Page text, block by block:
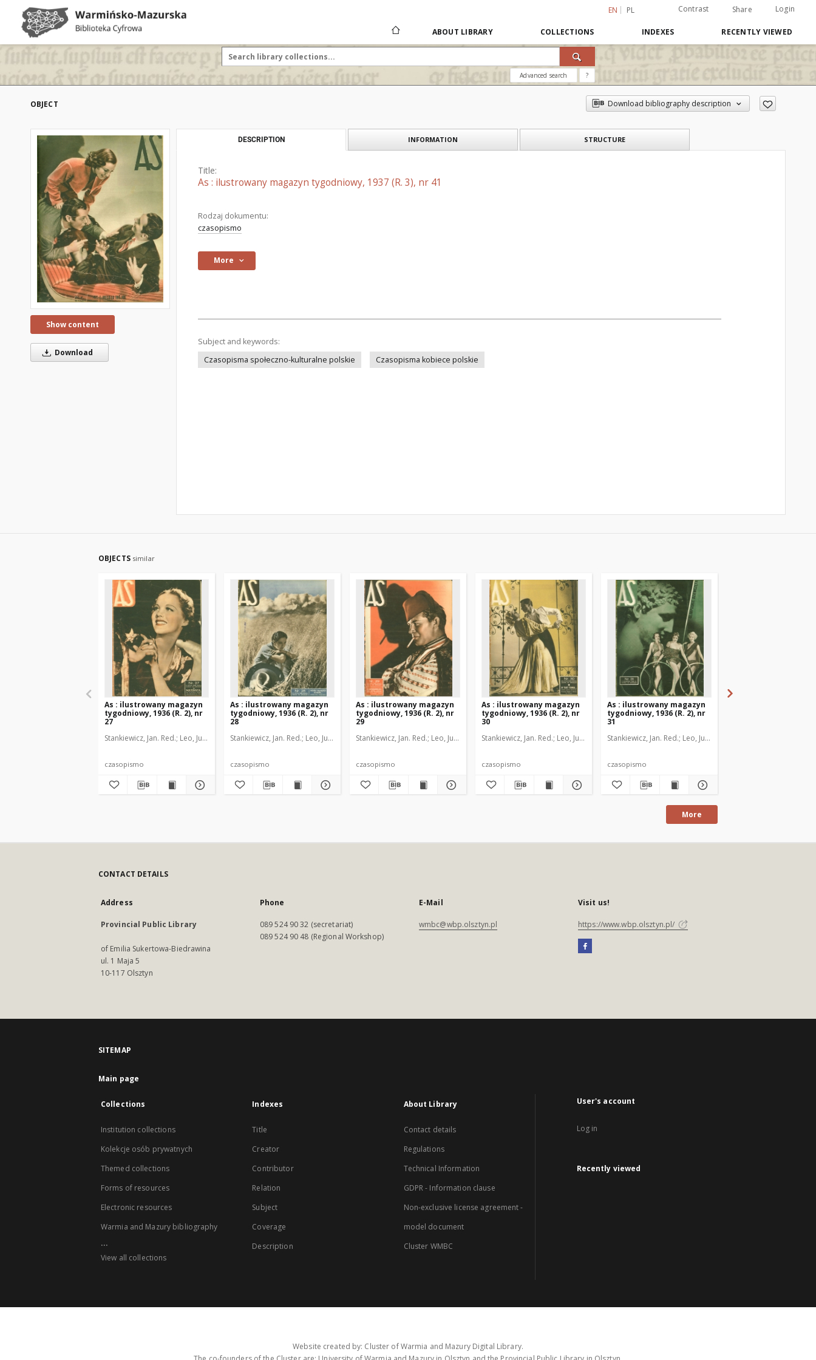
EN PL Contrast Share Login
ABOUT LIBRARY COLLECTIONS INDEXES RECENTLY VIEWED
Advanced search ?
OBJECT Download bibliography description
Show content
Download
DESCRIPTION INFORMATION STRUCTURE
Title:
As : ilustrowany magazyn tygodniowy, 1937 (R. 3), nr 41
Rodzaj dokumentu:
czasopismo
More
Subject and keywords:
Czasopisma społeczno-kulturalne polskie
Czasopisma kobiece polskie
OBJECTS similar
As : ilustrowany magazyn
tygodniowy, 1936 (R. 2), nr
27
Stankiewicz, Jan. Red. Leo, Juljusz. Kier. literacki Brzeski, Janusz Marja. Kier. graficzny
czasopismo
As : ilustrowany magazyn
tygodniowy, 1936 (R. 2), nr
28
Stankiewicz, Jan. Red. Leo, Juljusz. Kier. literacki Brzeski, Janusz Marja. Kier. graficzny
czasopismo
As : ilustrowany magazyn
tygodniowy, 1936 (R. 2), nr
29
Stankiewicz, Jan. Red. Leo, Juljusz. Kier. literacki Brzeski, Janusz Marja. Kier. graficzny
czasopismo
As : ilustrowany magazyn
tygodniowy, 1936 (R. 2), nr
30
Stankiewicz, Jan. Red. Leo, Juljusz. Kier. literacki Brzeski, Janusz Marja. Kier. graficzny
czasopismo
As : ilustrowany magazyn
tygodniowy, 1936 (R. 2), nr
31
Stankiewicz, Jan. Red. Leo, Juljusz. Kier. literacki
czasopismo
More
CONTACT DETAILS
Address
Provincial Public Library
of Emilia Sukertowa-Biedrawina
ul. 1 Maja 5
10-117 Olsztyn
Phone
089 524 90 32 (secretariat)
089 524 90 48 (Regional Workshop)
E-Mail
wmbc@wbp.olsztyn.pl
Visit us!
https://www.wbp.olsztyn.pl/
SITEMAP
Main page
Collections
Institution collections
Kolekcje osób prywatnych
Themed collections
Forms of resources
Electronic resources
Warmia and Mazury bibliography
...
View all collections
Indexes
Title
Creator
Contributor
Relation
Subject
Coverage
Description
About Library
Contact details
Regulations
Technical Information
GDPR - Information clause
Non-exclusive license agreement -
model document
Cluster WMBC
User's account
Log in
Recently viewed
Website created by: Cluster of Warmia and Mazury Digital Library.